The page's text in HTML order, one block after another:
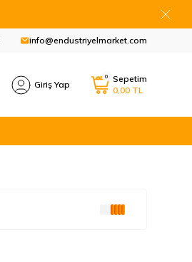
info@endustriyelmarket.com
Giriş Yap
0
Sepetim
0,00 TL